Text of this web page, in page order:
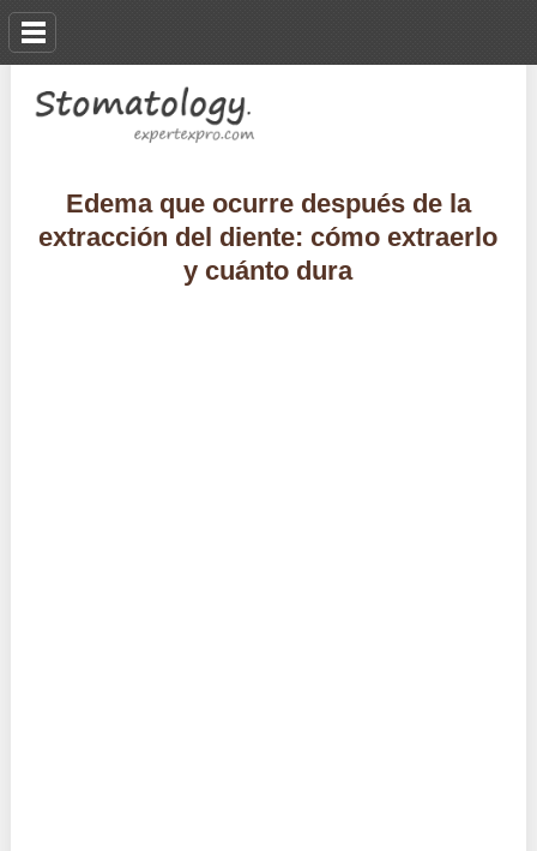
Edema que ocurre después de la
extracción del diente: cómo extraerlo
y cuánto dura